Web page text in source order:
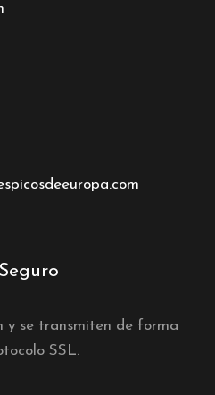
y se transmiten de forma
SSL.